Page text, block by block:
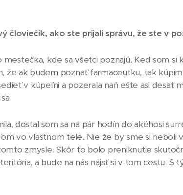
človiečik, ako ste prijali správu, že ste v
mestečka, kde sa všetci poznajú. Keď som
že ak budem poznať farmaceutku, tak
v kúpeľni a pozerala naň ešte asi desať
dostal som sa na pár hodín do akéhosi
vo vlastnom tele. Nie že by sme si neboli
zmysle. Skôr to bolo preniknutie
a bude na nás nájsť si v tom cestu. S